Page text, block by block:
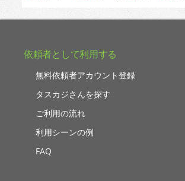
依頼者として利用する
無料依頼者アカウント登録
タスカジさんを探す
ご利用の流れ
利用シーンの例
FAQ